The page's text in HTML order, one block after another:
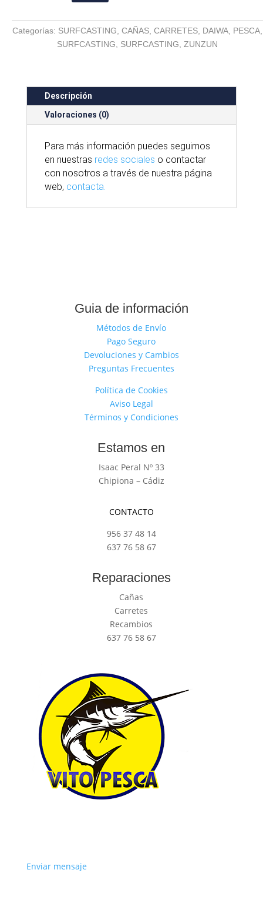
33
420T
+
cantidad
Categorías: SURFCASTING CAÑAS CARRETES DAIWA PESCA
SURFCASTING
SURFCASTING ZUNZUN
Descripción
Valoraciones (0)
Para más información puedes seguirnos
en nuestras redes sociales o contactar
con nosotros a través de nuestra página
web, contacta.
Guia de información
Métodos de Envío
Pago Seguro
Devoluciones y Cambios
Preguntas Frecuentes
Política de Cookies
Aviso Legal
Términos y Condiciones
Estamos en
Isaac Peral Nº 33
Chipiona – Cádiz
CONTACTO
956 37 48 14
637 76 58 67
Reparaciones
Cañas
Carretes
Recambios
637 76 58 67
Enviar mensaje